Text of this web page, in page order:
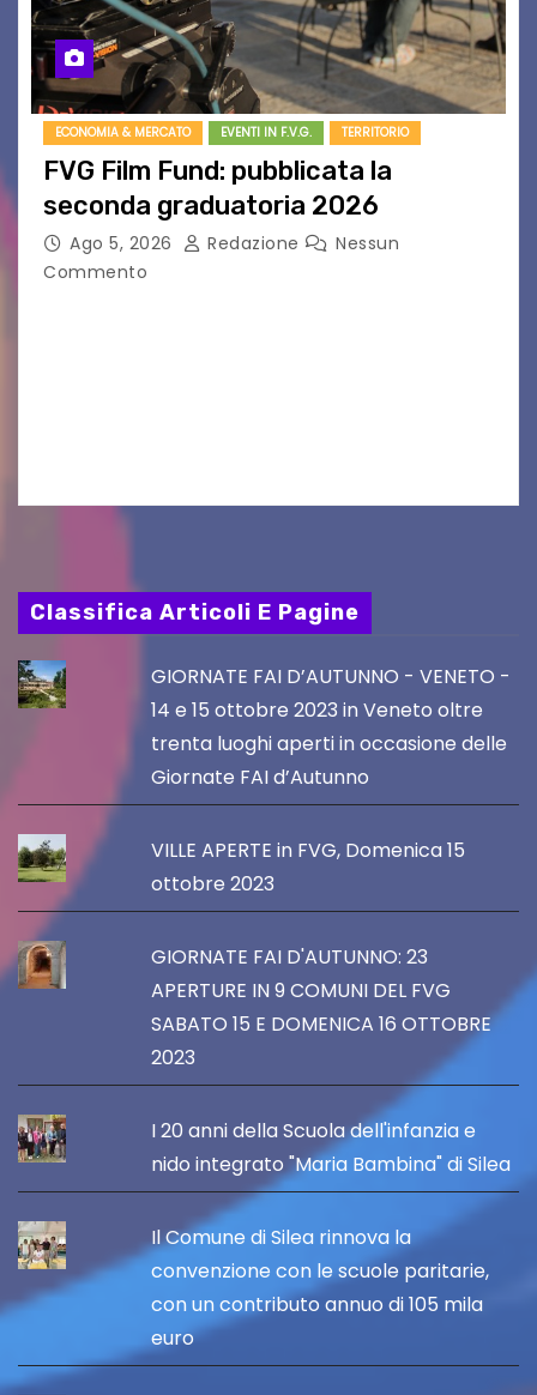
ECONOMIA & MERCATO EVENTI IN F.V.G. TERRITORIO
FVG Film Fund: pubblicata la
seconda graduatoria 2026
Ago 5, 2026 Redazione
Nessun
Commento
Classifica Articoli E Pagine
GIORNATE FAI D’AUTUNNO - VENETO -
14 e 15 ottobre 2023 in Veneto oltre
trenta luoghi aperti in occasione delle
Giornate FAI d’Autunno
VILLE APERTE in FVG, Domenica 15
ottobre 2023
GIORNATE FAI D'AUTUNNO: 23
APERTURE IN 9 COMUNI DEL FVG
SABATO 15 E DOMENICA 16 OTTOBRE
2023
I 20 anni della Scuola dell'infanzia e
nido integrato "Maria Bambina" di Silea
Il Comune di Silea rinnova la
convenzione con le scuole paritarie,
con un contributo annuo di 105 mila
euro